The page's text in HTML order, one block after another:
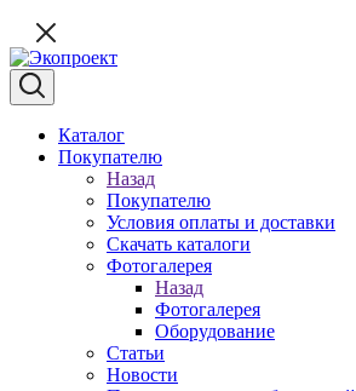
Каталог
Покупателю
Назад
Покупателю
Условия оплаты и доставки
Скачать каталоги
Фотогалерея
Назад
Фотогалерея
Оборудование
Статьи
Новости